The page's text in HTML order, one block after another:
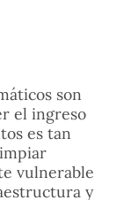
son
el ingreso
es tan
vulnerable
y